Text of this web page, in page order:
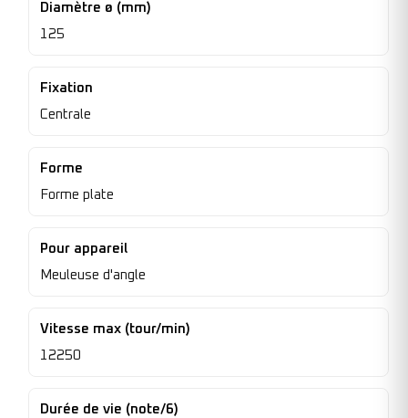
Diamètre ø (mm)
125
Fixation
Centrale
Forme
Forme plate
Pour appareil
Meuleuse d'angle
Vitesse max (tour/min)
12250
Durée de vie (note/6)